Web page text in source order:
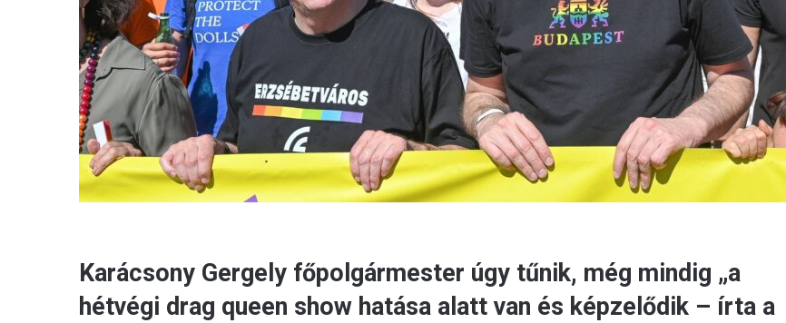
Karácsony Gergely főpolgármester úgy tűnik, még mindig „a
hétvégi drag queen show hatása alatt van és képzelődik – írta a